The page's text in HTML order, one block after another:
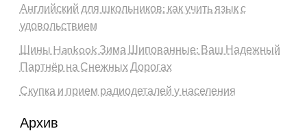
Английский для школьников: как учить язык с
удовольствием
Шины Hankook Зима Шипованные: Ваш Надежный
Партнёр на Снежных Дорогах
Скупка и прием радиодеталей у населения
Архив